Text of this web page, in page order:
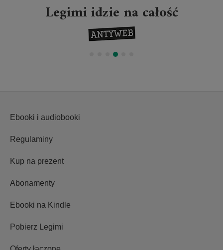
Legimi idzie na całość
Ebooki i audiobooki
Regulaminy
Kup na prezent
Abonamenty
Ebooki na Kindle
Pobierz Legimi